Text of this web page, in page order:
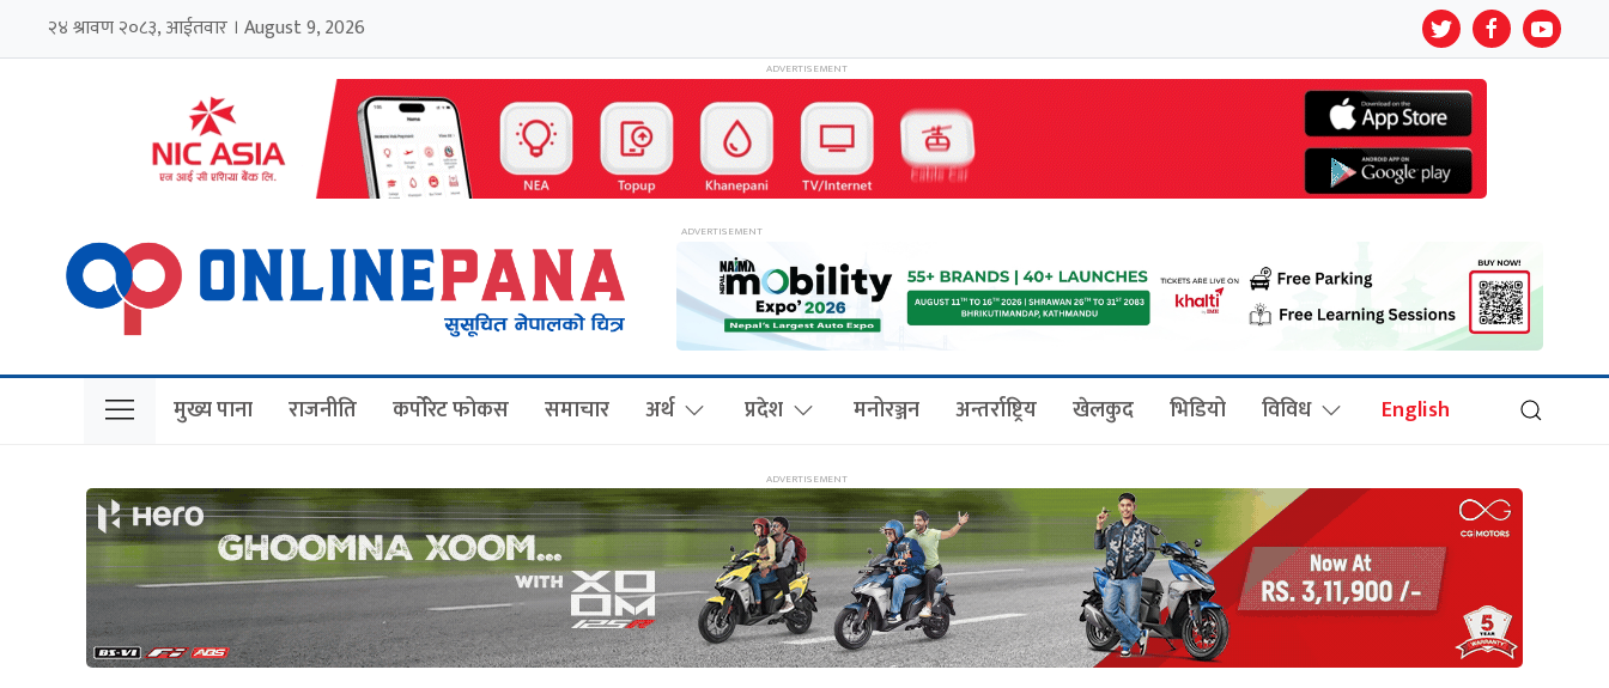
२४ श्रावण २०८३, आईतवार । August 9, 2026
मुख्य पाना राजनीति कर्पोरेट फोकस समाचार अर्थ प्रदेश मनोरञ्जन अन्तर्राष्ट्रिय खेलकुद भिडियो विविध English